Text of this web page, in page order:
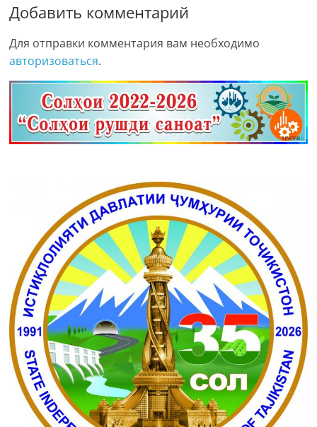
Добавить комментарий
Для отправки комментария вам необходимо
авторизоваться.